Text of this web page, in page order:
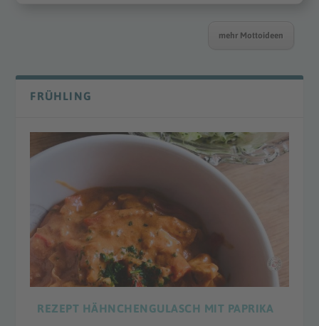
mehr Mottoideen
FRÜHLING
REZEPT HÄHNCHENGULASCH MIT PAPRIKA